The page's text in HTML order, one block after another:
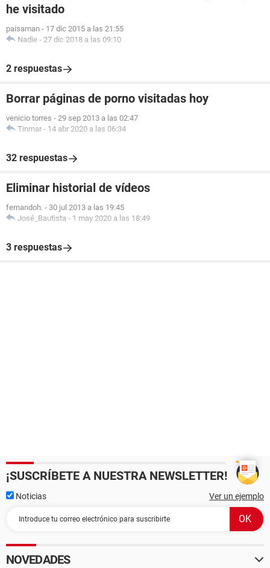
he visitado
paisaman - 17 dic 2015 a las 21:55
Nadie - 27 dic 2018 a las 09:10
2 respuestas
Borrar páginas de porno visitadas hoy
venicio torres - 29 sep 2013 a las 02:47
Tinmar - 14 abr 2020 a las 06:34
32 respuestas
Eliminar historial de vídeos
fernandoh. - 30 jul 2013 a las 19:45
José_Bautista - 1 may 2020 a las 18:49
3 respuestas
¡SUSCRÍBETE A NUESTRA NEWSLETTER!
Noticias Ver un ejemplo
NOVEDADES